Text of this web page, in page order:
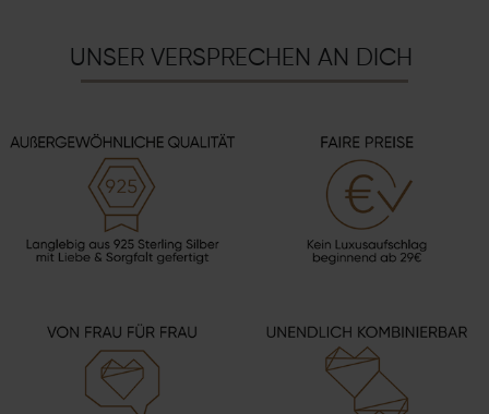
UNSER VERSPRECHEN AN DICH